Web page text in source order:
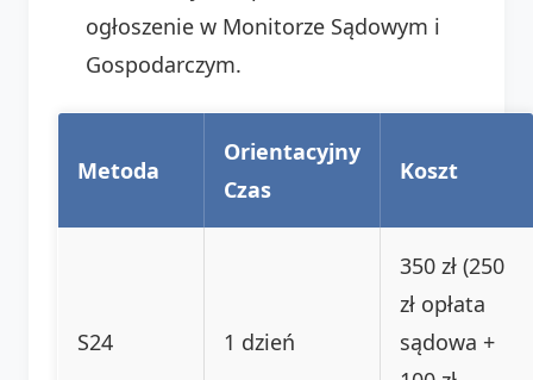
ogłoszenie w Monitorze Sądowym i
Gospodarczym.
Metoda
Orientacyjny
Czas
Koszt
S24 1 dzień
350 zł (250
zł opłata
sądowa +